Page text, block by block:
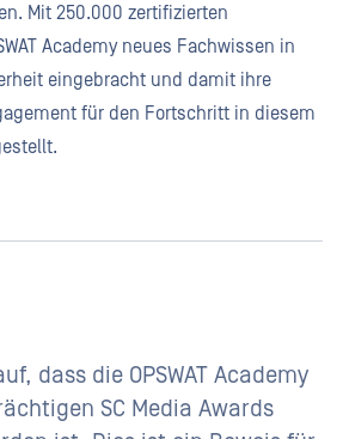
Mit 250.000 zertifizierten
Academy neues Fachwissen in
eingebracht und damit ihre
für den Fortschritt in diesem
dass die OPSWAT Academy
SC Media Awards